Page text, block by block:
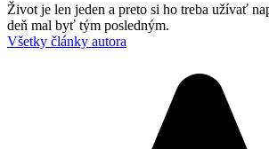
Život je len jeden a preto si ho treba užívať
deň mal byť tým posledným.
Všetky články autora